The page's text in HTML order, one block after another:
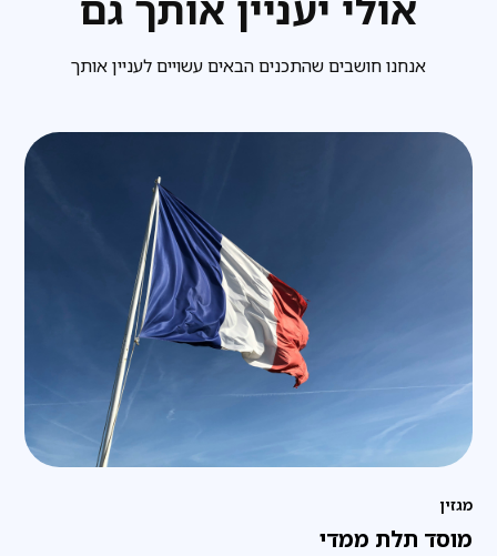
אנחנו חושבים שהתכנים הבאים עשויים לעניין אותך
מגזין
מוסד תלת ממדי